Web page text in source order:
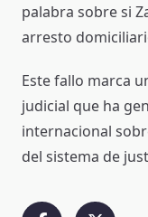
palabra sobre si
arresto
Este fallo marca
judicial que ha
internacional
del sistema de